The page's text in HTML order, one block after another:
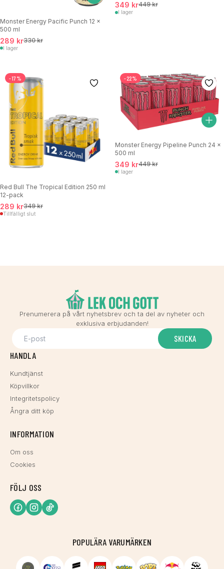
Monster Energy Pacific Punch 12 x
500 ml
289 kr330 kr
I lager
349 kr449 kr
I lager
-17%
Red Bull The Tropical Edition 250 ml
12-pack
289 kr349 kr
Tillfälligt slut
-22%
Monster Energy Pipeline Punch 24 x
500 ml
349 kr449 kr
I lager
Prenumerera på vårt nyhetsbrev och ta del av nyheter och
exklusiva erbjudanden!
SKICKA
HANDLA
Kundtjänst
Köpvillkor
Integritetspolicy
Ångra ditt köp
INFORMATION
Om oss
Cookies
FÖLJ OSS
POPULÄRA VARUMÄRKEN